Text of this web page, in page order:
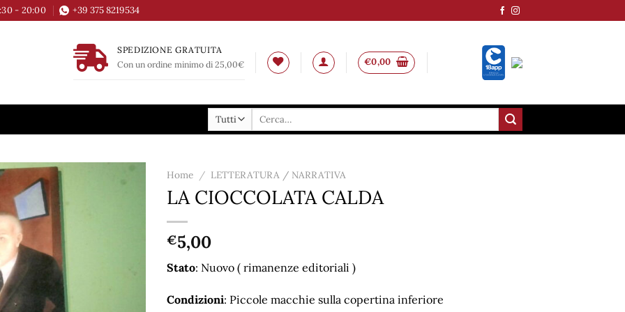
- 20:00 +39 375 8219534
SPEDIZIONE GRATUITA
Con un ordine minimo di 25,00€
€0,00
Cerca:
Home / LETTERATURA / NARRATIVA
LA CIOCCOLATA CALDA
€5,00
Stato: Nuovo ( rimanenze editoriali )
Condizioni: Piccole macchie sulla copertina inferiore